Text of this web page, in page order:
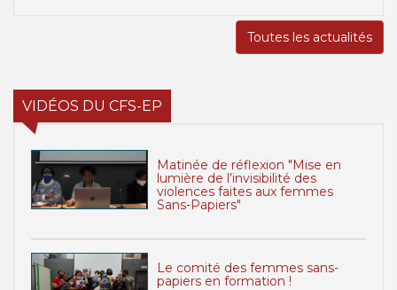
Toutes les actualités
VIDÉOS DU CFS-EP
Matinée de réflexion "Mise en
lumière de l’invisibilité des
violences faites aux femmes
Sans-Papiers"
Le comité des femmes sans-
papiers en formation !